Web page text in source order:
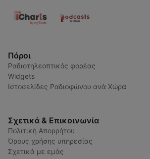
Πόροι
Ραδιοτηλεοπτικός φορέας
Widgets
Ιστοσελίδες Ραδιοφώνου ανά Χώρα
Σχετικά & Επικοινωνία
Πολιτική Απορρήτου
Όρους χρήσης υπηρεσίας
Σχετικά με εμάς